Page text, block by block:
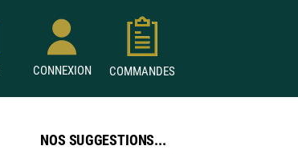
CONNEXION COMMANDES
NOS SUGGESTIONS...